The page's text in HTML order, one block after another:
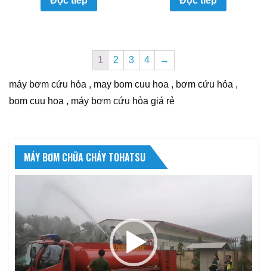
1 2 3 4 →
máy bơm cứu hỏa , may bom cuu hoa , bơm cứu hỏa ,
bom cuu hoa , máy bơm cứu hỏa giá rẻ
MÁY BƠM CHỮA CHÁY TOHATSU
Video